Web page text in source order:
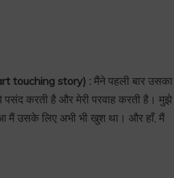
touching story) :मैंने पहली बार उसका
करती है और मेरी परवाह करती है। मुझे
मैं उसके लिए अभी भी खुश था। और हाँ, मैं